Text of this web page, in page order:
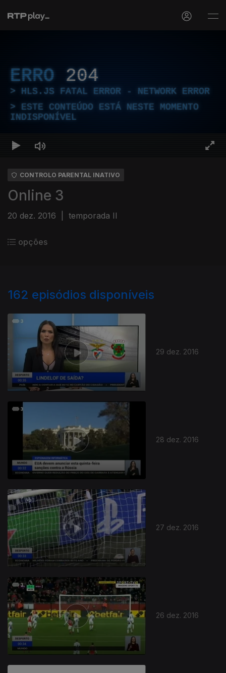
ERRO 204
HLS.JS FATAL ERROR - NETWORK ERROR
ESTE CONTEÚDO ESTÁ NESTE MOMENTO
INDISPONÍVEL
CONTROLO PARENTAL INATIVO
Online 3
20 dez. 2016 temporada II
opções
162 episódios disponíveis
29 dez. 2016
28 dez. 2016
27 dez. 2016
26 dez. 2016